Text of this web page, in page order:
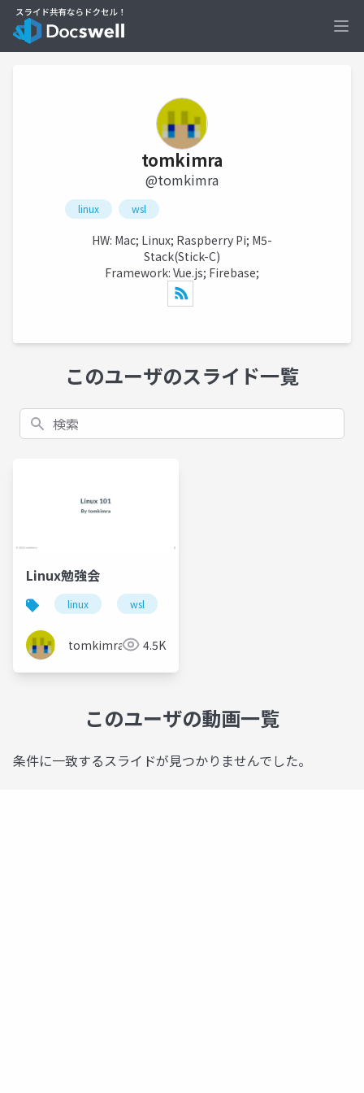
tomkimra
@tomkimra
linux wsl
HW: Mac; Linux; Raspberry Pi; M5-
Stack(Stick-C)
Framework: Vue.js; Firebase;
このユーザのスライド一覧
検索
Linux勉強会
linux wsl
tomkimra 4.5K
このユーザの動画一覧
条件に一致するスライドが見つかりませんでした。